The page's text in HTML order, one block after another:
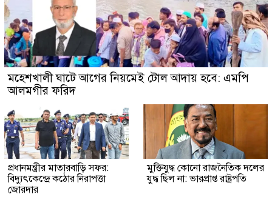
মহেশখালী ঘাটে আগের নিয়মেই টোল আদায় হবে: এমপি
আলমগীর ফরিদ
প্রধানমন্ত্রীর মাতারবাড়ি সফর:
বিদ্যুৎকেন্দ্রে কঠোর নিরাপত্তা
জোরদার
মুক্তিযুদ্ধ কোনো রাজনৈতিক দলের
যুদ্ধ ছিল না: ভারপ্রাপ্ত রাষ্ট্রপতি